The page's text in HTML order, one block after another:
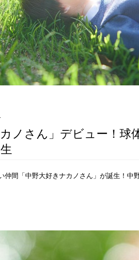
ノさん」デビュー！球
仲間「中野大好きナカノさん」が誕生！中